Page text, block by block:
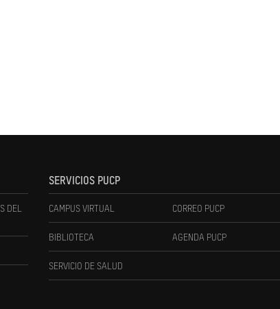
DEL
SERVICIOS PUCP
CAMPUS VIRTUAL CORREO PUCP
BIBLIOTECA AGENDA PUCP
SERVICIO DE SALUD